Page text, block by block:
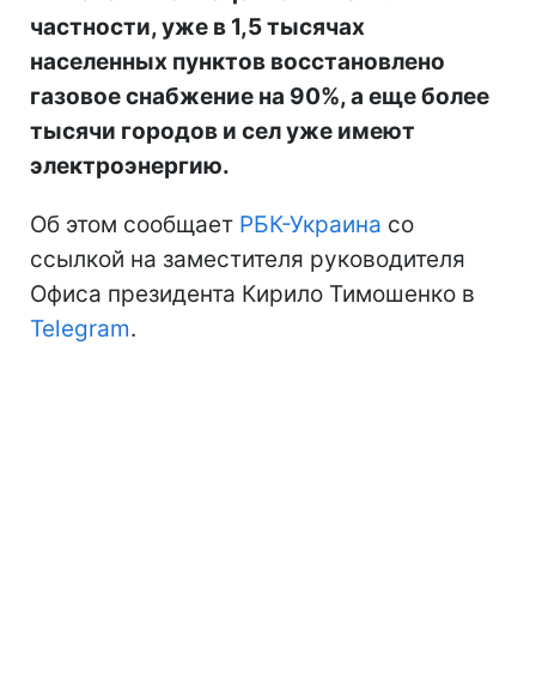
частности, уже в 1,5 тысячах
населенных пунктов восстановлено
газовое снабжение на 90%, а еще более
тысячи городов и сел уже имеют
электроэнергию.
Об этом сообщает РБК-Украина со
ссылкой на заместителя руководителя
Офиса президента Кирило Тимошенко в
Telegram.